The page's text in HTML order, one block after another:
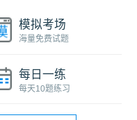
模拟考场
海量免费试题
每日一练
每天10题练习